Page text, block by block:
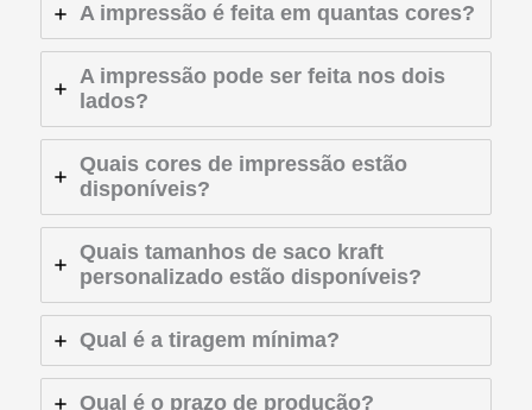
A impressão é feita em quantas cores?
A impressão pode ser feita nos dois
lados?
Quais cores de impressão estão
disponíveis?
Quais tamanhos de saco kraft
personalizado estão disponíveis?
Qual é a tiragem mínima?
Qual é o prazo de produção?